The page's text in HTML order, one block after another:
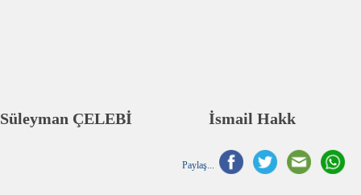
Süleyman ÇELEBİ İsmail Hakk
Paylaş...